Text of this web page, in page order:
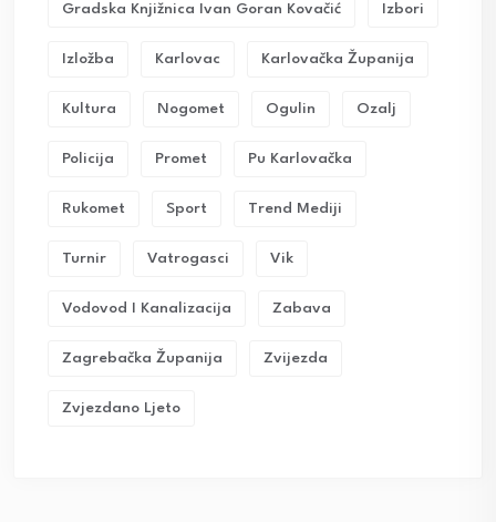
Gradska Knjižnica Ivan Goran Kovačić Izbori
Izložba Karlovac Karlovačka Županija
Kultura Nogomet Ogulin Ozalj
Policija Promet Pu Karlovačka
Rukomet Sport Trend Mediji
Turnir Vatrogasci Vik
Vodovod I Kanalizacija Zabava
Zagrebačka Županija Zvijezda
Zvjezdano Ljeto